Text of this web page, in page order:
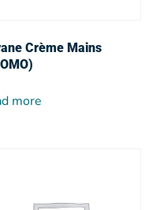
Crème Mains
more